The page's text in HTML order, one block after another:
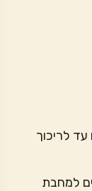
עד לריכוך
למחבת